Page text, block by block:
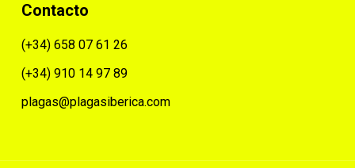
Contacto
(+34) 658 07 61 26
(+34) 910 14 97 89
plagas@plagasiberica.com